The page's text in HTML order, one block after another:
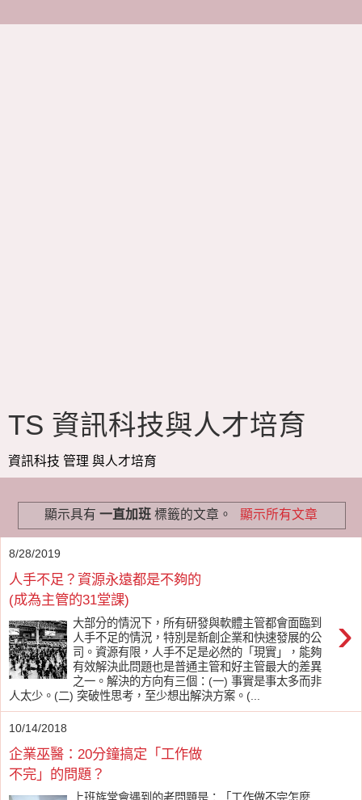
TS 資訊科技與人才培育
資訊科技 管理 與人才培育
顯示具有 一直加班標籤的文章。 顯示所有文章
8/28/2019
人手不足？資源永遠都是不夠的
(成為主管的31堂課)
›
大部分的情況下，所有研發與軟體主管都會面臨到
人手不足的情況，特別是新創企業和快速發展的公
司。資源有限，人手不足是必然的「現實」，能夠
有效解決此問題也是普通主管和好主管最大的差異
之一。解決的方向有三個：(一) 事實是事太多而非
人太少。(二) 突破性思考，至少想出解決方案。(...
10/14/2018
企業巫醫：20分鐘搞定「工作做
不完」的問題？